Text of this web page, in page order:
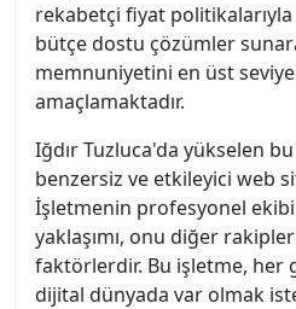
rekabetçi fiyat
bütçe dostu çözümler
memnuniyetini en üst
amaçlamaktadır.
Iğdır Tuzluca'da yükselen
benzersiz ve etkileyici web
İşletmenin profesyonel
yaklaşımı, onu diğer
faktörlerdir. Bu işletme, her
dijital dünyada var olmak